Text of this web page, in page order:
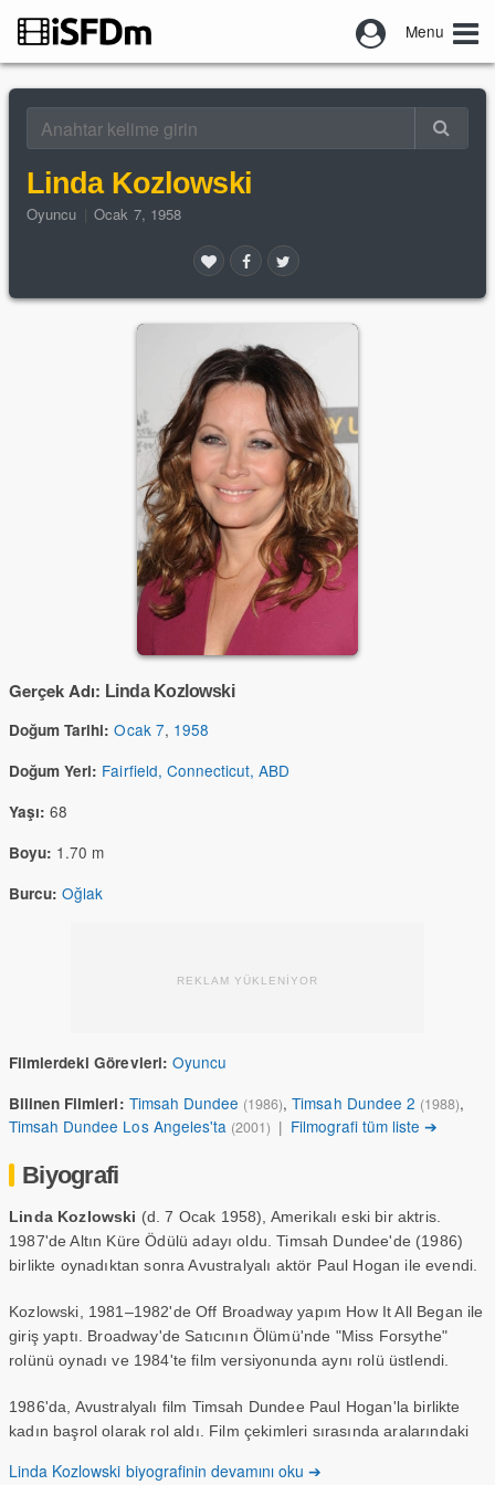
Menu
Linda Kozlowski
Oyuncu Ocak 7, 1958
Gerçek Adı: Linda Kozlowski
Doğum Tarihi: Ocak 7, 1958
Doğum Yeri: Fairfield, Connecticut, ABD
Yaşı: 68
Boyu: 1.70 m
Burcu: Oğlak
REKLAM YÜKLENİYOR
Filmlerdeki Görevleri: Oyuncu
Bilinen Filmleri: Timsah Dundee (1986),Timsah Dundee 2 (1988),
Timsah Dundee Los Angeles'ta (2001) | Filmografi tüm liste ➔
Biyografi
Linda Kozlowski (d. 7 Ocak 1958), Amerikalı eski bir aktris.
1987'de Altın Küre Ödülü adayı oldu. Timsah Dundee'de (1986)
birlikte oynadıktan sonra Avustralyalı aktör Paul Hogan ile evendi.
Kozlowski, 1981–1982'de Off Broadway yapım How It All Began ile
giriş yaptı. Broadway'de Satıcının Ölümü'nde "Miss Forsythe"
rolünü oynadı ve 1984'te film versiyonunda aynı rolü üstlendi.
1986'da, Avustralyalı film Timsah Dundee Paul Hogan'la birlikte
kadın başrol olarak rol aldı. Film çekimleri sırasında aralarındaki
Charlton rolüyle En İyi Yardımcı Kadın Oyuncu kategorisinde Altın
Linda Kozlowski biyografinin devamını oku ➔